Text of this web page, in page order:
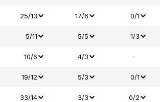
25/13 17/6 0/1
5/11 5/5 1/3
10/6 4/3 -
19/12 5/3 0/1
33/14 3/3 0/2